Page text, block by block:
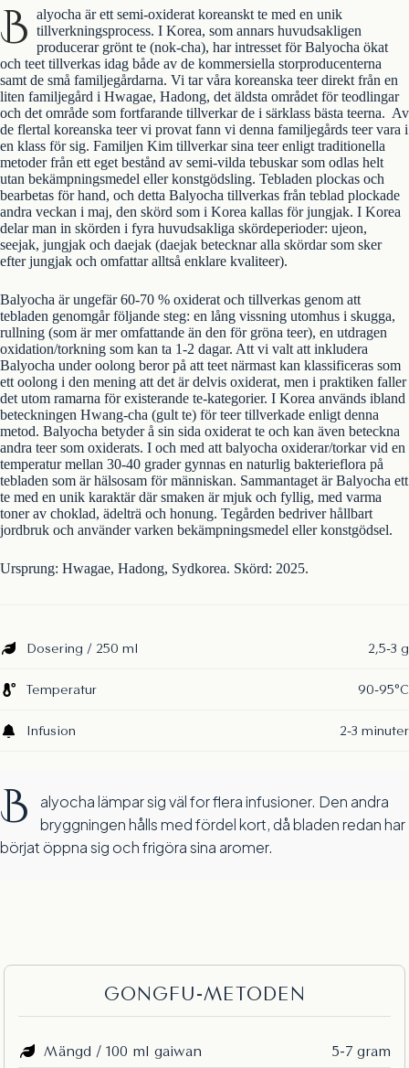
B alyocha är ett semi-oxiderat koreanskt te med en unik
tillverkningsprocess. I Korea, som annars huvudsakligen
producerar grönt te (nok-cha), har intresset för Balyocha ökat
och teet tillverkas idag både av de kommersiella storproducenterna
samt de små familjegårdarna. Vi tar våra koreanska teer direkt från en
liten familjegård i Hwagae, Hadong, det äldsta området för teodlingar
och det område som fortfarande tillverkar de i särklass bästa teerna. Av
de flertal koreanska teer vi provat fann vi denna familjegårds teer vara i
en klass för sig. Familjen Kim tillverkar sina teer enligt traditionella
metoder från ett eget bestånd av semi-vilda tebuskar som odlas helt
utan bekämpningsmedel eller konstgödsling. Tebladen plockas och
bearbetas för hand, och detta Balyocha tillverkas från teblad plockade
andra veckan i maj, den skörd som i Korea kallas för jungjak. I Korea
delar man in skörden i fyra huvudsakliga skördeperioder: ujeon,
seejak, jungjak och daejak (daejak betecknar alla skördar som sker
efter jungjak och omfattar alltså enklare kvaliteer).
Balyocha är ungefär 60-70 % oxiderat och tillverkas genom att
tebladen genomgår följande steg: en lång vissning utomhus i skugga,
rullning (som är mer omfattande än den för gröna teer), en utdragen
oxidation/torkning som kan ta 1-2 dagar. Att vi valt att inkludera
Balyocha under oolong beror på att teet närmast kan klassificeras som
ett oolong i den mening att det är delvis oxiderat, men i praktiken faller
det utom ramarna för existerande te-kategorier. I Korea används ibland
beteckningen Hwang-cha (gult te) för teer tillverkade enligt denna
metod. Balyocha betyder å sin sida oxiderat te och kan även beteckna
andra teer som oxiderats. I och med att balyocha oxiderar/torkar vid en
temperatur mellan 30-40 grader gynnas en naturlig bakterieflora på
tebladen som är hälsosam för människan. Sammantaget är Balyocha ett
te med en unik karaktär där smaken är mjuk och fyllig, med varma
toner av choklad, ädelträ och honung. Tegården bedriver hållbart
jordbruk och använder varken bekämpningsmedel eller konstgödsel.
Ursprung: Hwagae, Hadong, Sydkorea. Skörd: 2025.
Dosering / 250 ml 2,5-3 g
Temperatur 90-95°C
Infusion 2-3 minuter
B
alyocha lämpar sig väl for flera infusioner. Den andra
bryggningen hålls med fördel kort, då bladen redan har
börjat öppna sig och frigöra sina aromer.
GONGFU-METODEN
Mängd / 100 ml gaiwan
5-7 gram